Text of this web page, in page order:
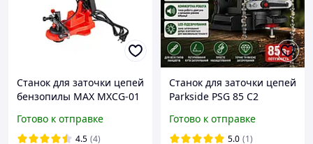
Станок для заточки цепей
бензопилы MAX MXCG-01
бензопилы для всх видов
Готово к отправке
4.5 (4)
Станок для заточки цепей
Parkside PSG 85 C2
бензопилы электропилы
точилка 85 Вт Германия
Готово к отправке
5.0 (1)